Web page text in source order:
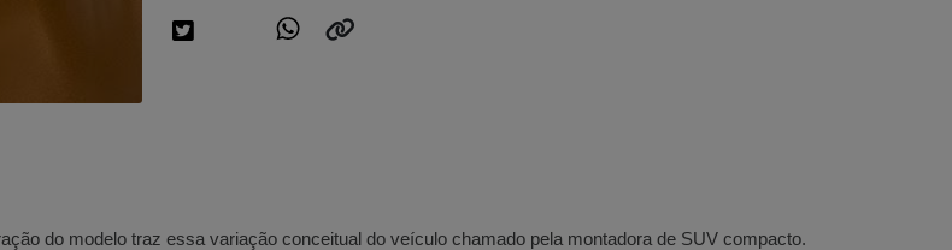
do modelo traz essa variação conceitual do veículo chamado pela montadora de SUV compacto.